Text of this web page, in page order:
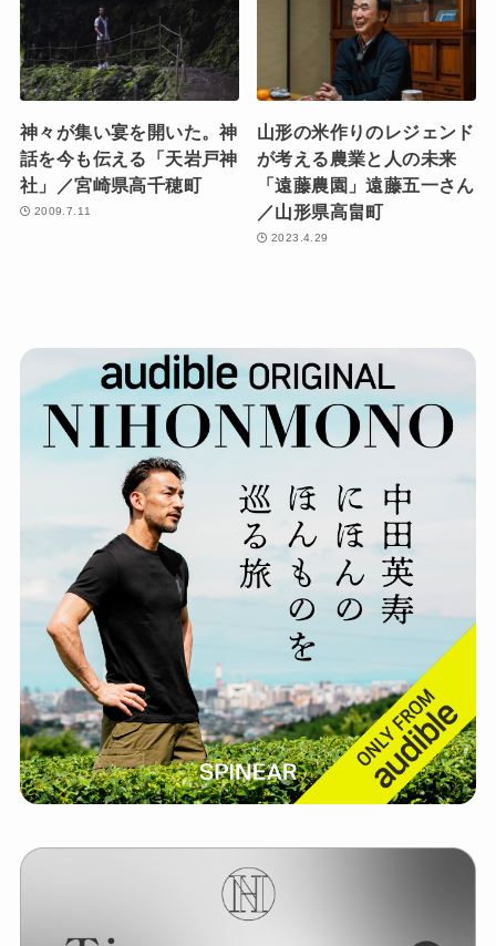
神々が集い宴を開いた。神
話を今も伝える「天岩戸神
社」／宮崎県高千穂町
2009.7.11
山形の米作りのレジェンド
が考える農業と人の未来
「遠藤農園」遠藤五一さん
／山形県高畠町
2023.4.29